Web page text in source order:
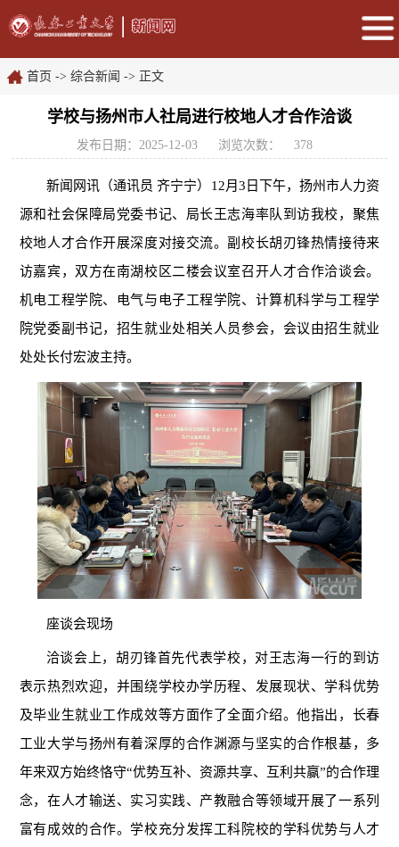
首页 -> 综合新闻 -> 正文
学校与扬州市人社局进行校地人才合作洽谈
发布日期：2025-12-03 浏览次数： 378
新闻网讯（通讯员齐宁宁） 12月3日下午，扬州市人力资
源和社会保障局党委书记、局长王志海率队到访我校，聚焦
校地人才合作开展深度对接交流。副校长胡刃锋热情接待来
访嘉宾，双方在南湖校区二楼会议室召开人才合作洽谈会。
机电工程学院、电气与电子工程学院、计算机科学与工程学
院党委副书记，招生就业处相关人员参会，会议由招生就业
处处长付宏波主持。
座谈会现场
洽谈会上，胡刃锋首先代表学校，对王志海一行的到访
表示热烈欢迎，并围绕学校办学历程、发展现状、学科优势
及毕业生就业工作成效等方面作了全面介绍。他指出，长春
工业大学与扬州有着深厚的合作渊源与坚实的合作根基，多
年来双方始终恪守“优势互补、资源共享、互利共赢”的合作理
念，在人才输送、实习实践、产教融合等领域开展了一系列
富有成效的合作。学校充分发挥工科院校的学科优势与人才